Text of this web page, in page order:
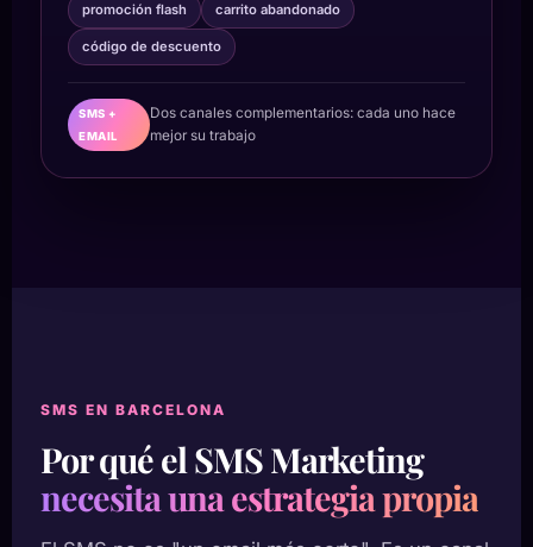
promoción flash carrito abandonado
código de descuento
SMS +
EMAIL
Dos canales complementarios: cada uno hace
mejor su trabajo
SMS EN BARCELONA
Por qué el SMS Marketing
necesita una estrategia propia